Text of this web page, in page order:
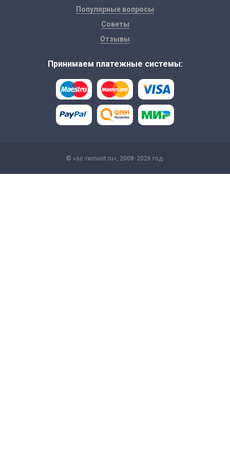
Популярные вопросы
Советы
Отзывы
Принимаем платежные системы:
© «sc-remont.ru», 2008-2026 год.